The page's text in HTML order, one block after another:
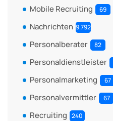
Mobile Recruiting 69
Nachrichten 9.792
Personalberater 82
Personaldienstleister
Personalmarketing 67
Personalvermittler 67
Recruiting 240